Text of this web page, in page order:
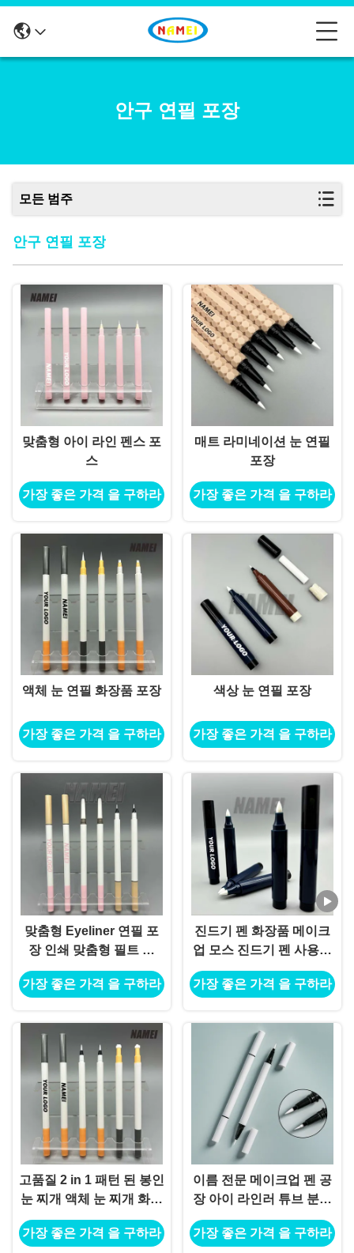
안구 연필 포장
모든 범주
안구 연필 포장
맞춤형 아이 라인 펜스 포
스
가장 좋은 가격 을 구하라
매트 라미네이션 눈 연필
포장
가장 좋은 가격 을 구하라
액체 눈 연필 화장품 포장
가장 좋은 가격 을 구하라
색상 눈 연필 포장
가장 좋은 가격 을 구하라
맞춤형 Eyeliner 연필 포
장 인쇄 맞춤형 필트 팁
Eyeliner 튜브
가장 좋은 가격 을 구하라
진드기 펜 화장품 메이크
업 모스 진드기 펜 사용자
지정 로고 OEM 소매 진드
기 펜 컨테이너
가장 좋은 가격 을 구하라
고품질 2 in 1 패턴 된 봉인
눈 찌개 액체 눈 찌개 화장
품 눈 찌개 포장 캔투스 마
커
가장 좋은 가격 을 구하라
이름 전문 메이크업 펜 공
장 아이 라인러 튜브 분홍
색 사용자 지정 빈 아이 라
인러 튜브 바퀴벌레 액체
가장 좋은 가격 을 구하라